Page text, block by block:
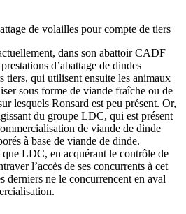
de volailles pour compte de tiers
dans son abattoir CADF
d’abattage de dindes
tiers, qui utilisent ensuite les animaux
sous forme de viande fraîche ou de
lesquels Ronsard est peu présent. Or,
du groupe LDC, qui est présent
de viande de dinde
à base de viande de dinde.
LDC, en acquérant le contrôle de
l’accès de ses concurrents à cet
derniers ne le concurrencent en aval